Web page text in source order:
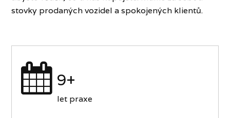
stovky prodaných vozidel a spokojených klientů.
9+
let praxe